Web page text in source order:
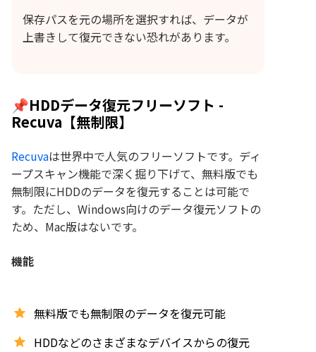
保存パスを元の場所を選択すれば、データが
上書きして復元できない恐れがあります。
📌HDDデータ復元フリーソフト -
Recuva【無制限】
Recuvaは世界中で人気のフリーソフトです。ディ
ープスキャン機能で深く掘り下げて、無料版でも
無制限にHDDのデータを復元することは可能で
す。ただし、Windows向けのデータ復元ソフトの
ため、Mac版はないです。
機能
無料版でも無制限のデータを復元可能
HDDなどのさまざまなデバイスからの復元